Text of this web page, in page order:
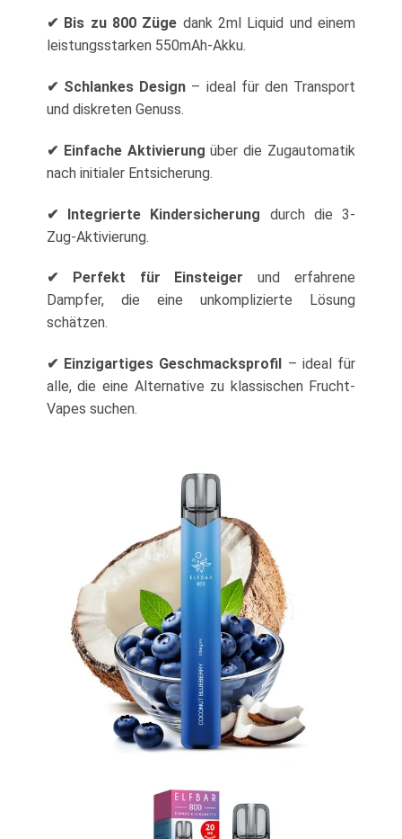
✔ Bis zu 800 Züge dank 2ml Liquid und einem
leistungsstarken 550mAh-Akku.
✔ Schlankes Design – ideal für den Transport
und diskreten Genuss.
✔ Einfache Aktivierung über die Zugautomatik
nach initialer Entsicherung.
✔ Integrierte Kindersicherung durch die 3-
Zug-Aktivierung.
✔ Perfekt für Einsteiger und erfahrene
Dampfer, die eine unkomplizierte Lösung
schätzen.
✔ Einzigartiges Geschmacksprofil
– ideal für
alle, die eine Alternative zu klassischen Frucht-
Vapes suchen.